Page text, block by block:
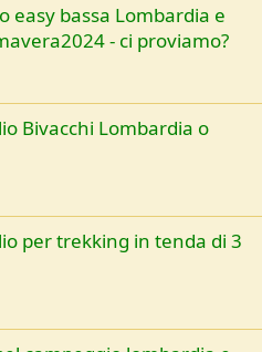
easy bassa Lombardia e
- ci proviamo?
Bivacchi Lombardia o
per trekking in tenda di 3